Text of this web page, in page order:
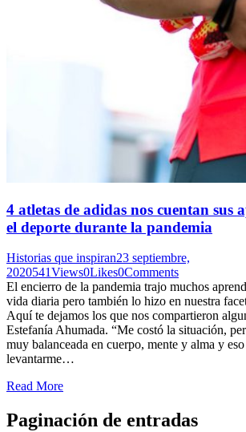
4 atletas de adidas nos cuentan sus
el deporte durante la pandemia
Historias que inspiran23 septiembre,
2020541Views0Likes0Comments
El encierro de la pandemia trajo muchos
vida diaria pero también lo hizo en nuestra
Aquí te dejamos los que nos compartieron
Estefanía Ahumada. “Me costó la situación,
muy balanceada en cuerpo, mente y alma y
levantarme…
Read More
Paginación de entradas